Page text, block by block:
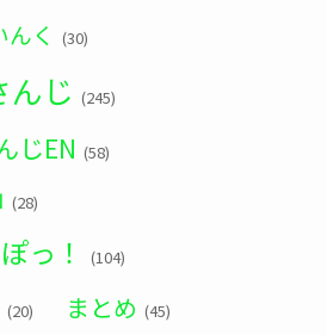
く (30)
んじ (245)
じEN (58)
(28)
っ！ (104)
(20) まとめ (45)